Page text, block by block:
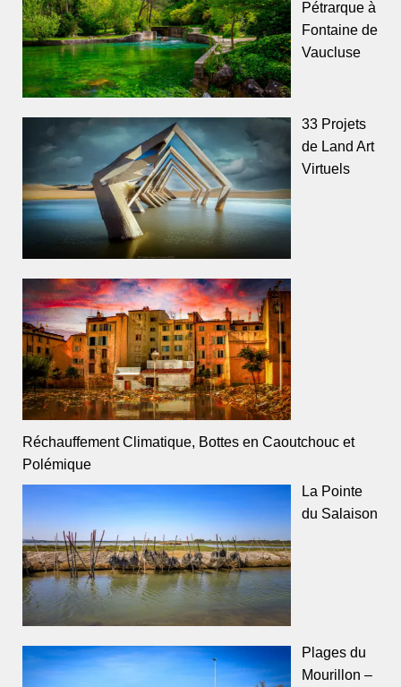
Pétrarque à
Fontaine de
Vaucluse
33 Projets
de Land Art
Virtuels
Réchauffement Climatique, Bottes en Caoutchouc et
Polémique
La Pointe
du Salaison
Plages du
Mourillon –